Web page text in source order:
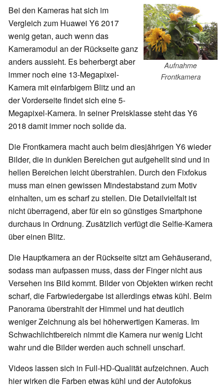
Aufnahme
Frontkamera
Bei den Kameras hat sich im
Vergleich zum Huawei Y6 2017
wenig getan, auch wenn das
Kameramodul an der Rückseite ganz
anders aussieht. Es beherbergt aber
immer noch eine 13-Megapixel-
Kamera mit einfarbigem Blitz und an
der Vorderseite findet sich eine 5-
Megapixel-Kamera. In seiner Preisklasse steht das Y6
2018 damit immer noch solide da.
Die Frontkamera macht auch beim diesjährigen Y6 wieder
Bilder, die in dunklen Bereichen gut aufgehellt sind und in
hellen Bereichen leicht überstrahlen. Durch den Fixfokus
muss man einen gewissen Mindestabstand zum Motiv
einhalten, um es scharf zu stellen. Die Detailvielfalt ist
nicht überragend, aber für ein so günstiges Smartphone
durchaus in Ordnung. Zusätzlich verfügt die Selfie-Kamera
über einen Blitz.
Die Hauptkamera an der Rückseite sitzt am Gehäuserand,
sodass man aufpassen muss, dass der Finger nicht aus
Versehen ins Bild kommt. Bilder von Objekten wirken recht
scharf, die Farbwiedergabe ist allerdings etwas kühl. Beim
Panorama überstrahlt der Himmel und hat deutlich
weniger Zeichnung als bei höherwertigen Kameras. Im
Schwachlichtbereich nimmt die Kamera nur wenig Licht
wahr und die Bilder werden auch schnell unscharf.
Videos lassen sich in Full-HD-Qualität aufzeichnen. Auch
hier wirken die Farben etwas kühl und der Autofokus